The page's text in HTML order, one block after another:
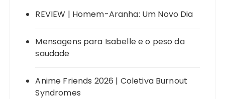
REVIEW | Homem-Aranha: Um Novo Dia
Mensagens para Isabelle e o peso da
saudade
Anime Friends 2026 | Coletiva Burnout
Syndromes